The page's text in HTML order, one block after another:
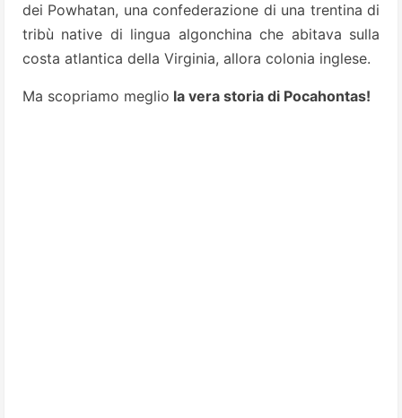
dei Powhatan, una confederazione di una trentina di
tribù native di lingua algonchina che abitava sulla
costa atlantica della Virginia, allora colonia inglese.
Ma scopriamo meglio la vera storia di Pocahontas!